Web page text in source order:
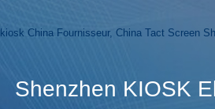
Shenzhen KIOSK